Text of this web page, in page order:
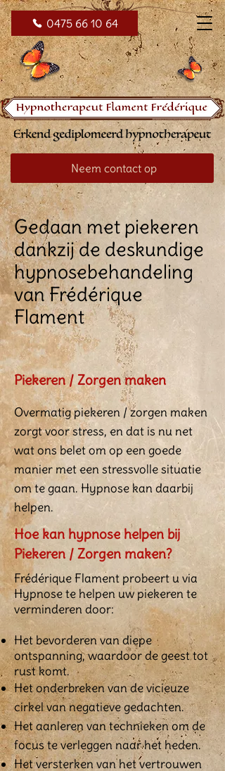
0475 66 10 64
Neem contact op
Gedaan met piekeren
dankzij de deskundige
hypnosebehandeling
van Frédérique
Flament
Piekeren / Zorgen maken
Overmatig piekeren / zorgen maken
zorgt voor stress, en dat is nu net
wat ons belet om op een goede
manier met een stressvolle situatie
om te gaan. Hypnose kan daarbij
helpen.
Hoe kan hypnose helpen bij
Piekeren / Zorgen maken?
Frédérique Flament probeert u via
Hypnose te helpen uw piekeren te
verminderen door:
Het bevorderen van diepe
ontspanning, waardoor de geest tot
rust komt.
Het onderbreken van de vicieuze
cirkel van negatieve gedachten.
Het aanleren van technieken om de
focus te verleggen naar het heden.
Het versterken van het vertrouwen